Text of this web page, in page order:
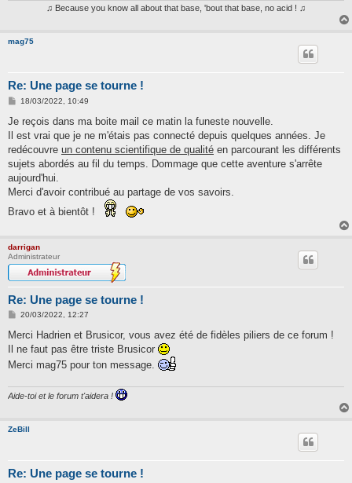
♫ Because you know all about that base, 'bout that base, no acid ! ♫
mag75
Re: Une page se tourne !
M
s
a
g
18/03/2022, 10:49
Je reçois dans ma boite mail ce matin la funeste nouvelle.
Il est vrai que je ne m'étais pas connecté depuis quelques années. Je
redécouvre un contenu scientifique de qualité en parcourant les différents
sujets abordés au fil du temps. Dommage que cette aventure s'arrête
aujourd'hui.
Merci d'avoir contribué au partage de vos savoirs.
Bravo et à bientôt !
darrigan
Administrateur
Re: Une page se tourne !
M
s
a
g
e
20/03/2022, 12:27
Merci Hadrien et Brusicor, vous avez été de fidèles piliers de ce forum !
Il ne faut pas être triste Brusicor
Merci mag75 pour ton message.
Aide-toi et le forum t'aidera !
ZeBill
Re: Une page se tourne !